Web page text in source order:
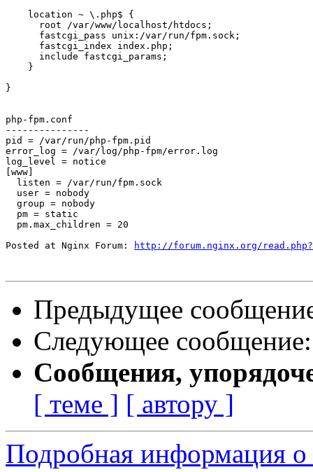
    location ~ \.php$ {
      root /var/www/localhost/htdocs;
      fastcgi_pass unix:/var/run/fpm.sock;
      fastcgi_index index.php;
      include fastcgi_params;
    }
}
php-fpm.conf
---------------
pid = /var/run/php-fpm.pid
error_log = /var/log/php-fpm/error.log
log_level = notice
[www]
  listen = /var/run/fpm.sock
  user = nobody
  group = nobody
  pm = static
  pm.max_children = 20
Posted at Nginx Forum:
http://forum.nginx.org/
Предыдущее
Следующее
Сообщения,
[ теме ] [ автору ]
Подробная информация